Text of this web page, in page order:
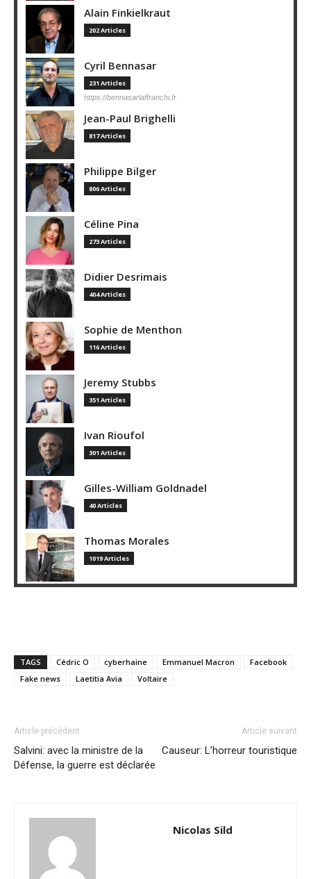
Alain Finkielkraut
202 Articles
Cyril Bennasar
231 Articles
https://bennasarlaffranchi.fr
Jean-Paul Brighelli
817 Articles
Philippe Bilger
806 Articles
Céline Pina
273 Articles
Didier Desrimais
404 Articles
Sophie de Menthon
116 Articles
Jeremy Stubbs
351 Articles
Ivan Rioufol
301 Articles
Gilles-William Goldnadel
40 Articles
Thomas Morales
1019 Articles
TAGS Cédric O cyberhaine Emmanuel Macron
Facebook
Fake news
Laetitia Avia Voltaire
Article précédent
Salvini: avec la ministre de la
Défense, la guerre est déclarée
Article suivant
Causeur: L’horreur touristique
Nicolas Sild